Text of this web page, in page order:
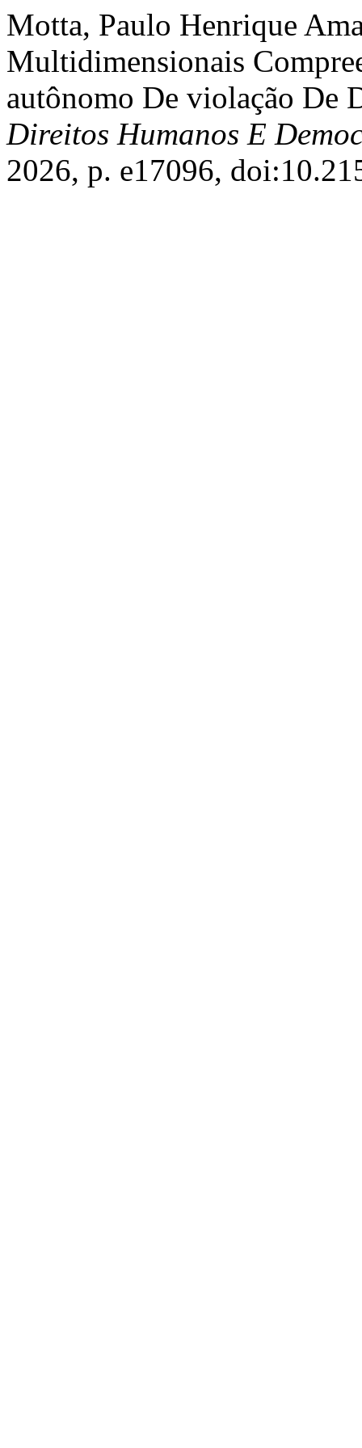
Motta, Paulo Henrique
Multidimensionais
autônomo De violação De
Direitos Humanos E
2026, p. e17096,